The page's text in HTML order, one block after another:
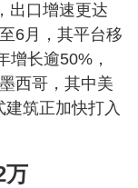
出口增速更达
6月，其平台移
增长逾50%，
西哥，其中美
筑正加快打入
万